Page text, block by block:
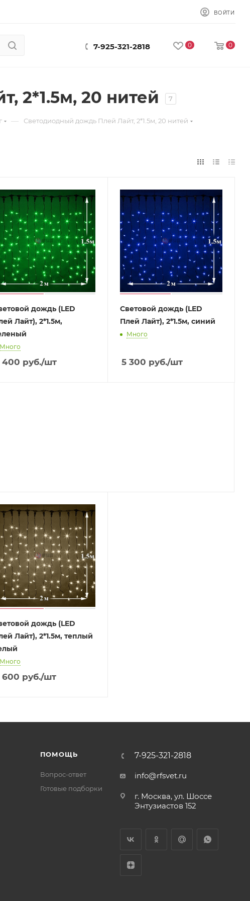
ВОЙТИ
7-925-321-2818 0 0
2*1.5м, 20 нитей 7
— Светодиодный дождь Плей Лайт, 2*1.5м, 20 нитей
дождь (LED
Лайт), 2*1.5м,
Много
400 руб./шт
Световой дождь (LЕD
Плей Лайт), 2*1.5м, синий
Много
5 300 руб./шт
дождь (LED
Лайт), 2*1.5м, теплый
Много
600 руб./шт
ПОМОЩЬ
Вопрос-ответ
Готовые подборки
7-925-321-2818
info@rfsvet.ru
г. Москва, ул. Шоссе
Энтузиастов 152